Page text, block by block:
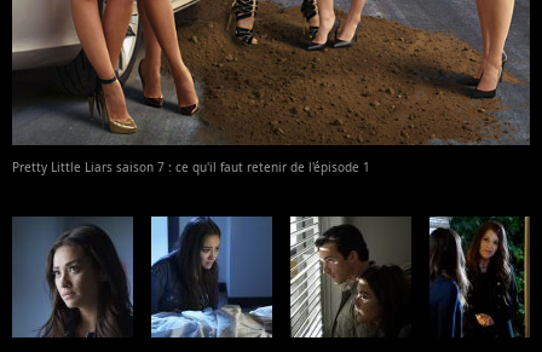
Pretty Little Liars saison 7 : ce qu'il faut retenir de l'épisode 1